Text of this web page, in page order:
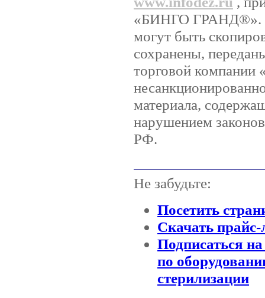
«БИНГО ГРАНД®».
могут быть
сохранены,
торговой
материала,
нарушением
РФ.
Не забудьте:
Посетить
Скачать прайс-
Подписаться
по
стерилизации